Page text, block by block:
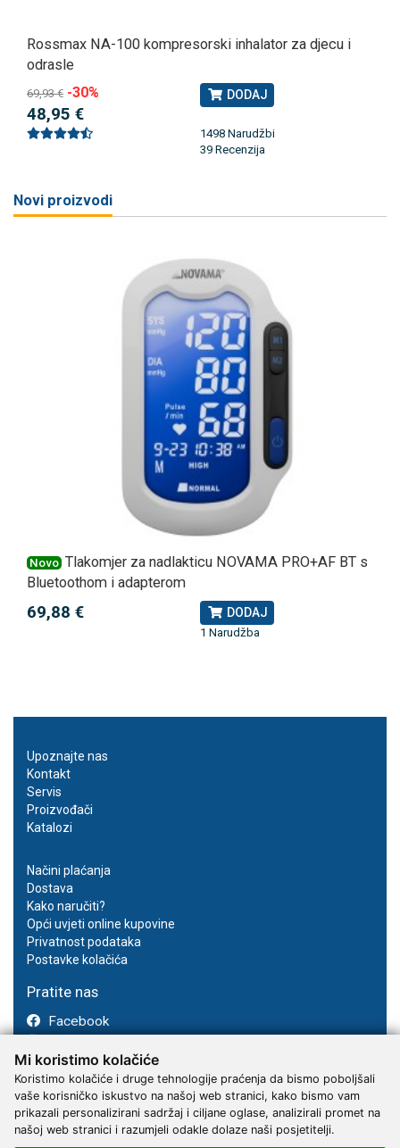
Mi koristimo kolačiće
Koristimo kolačiće i druge tehnologije praćenja da bismo poboljšali
vaše korisničko iskustvo na našoj web stranici, kako bismo vam
prikazali personalizirani sadržaj i ciljane oglase, analizirali promet na
našoj web stranici i razumjeli odakle dolaze naši posjetitelji.
Rossmax NA-100 kompresorski inhalator za djecu i
odrasle
69,93 € -30%
48,95 €
DODAJ
1498 Narudžbi
39 Recenzija
Novi proizvodi
Novo Tlakomjer za nadlakticu NOVAMA PRO+AF BT s
Bluetoothom i adapterom
69,88 € DODAJ
1 Narudžba
Upoznajte nas
Kontakt
Servis
Proizvođači
Katalozi
Načini plaćanja
Dostava
Kako naručiti?
Opći uvjeti online kupovine
Privatnost podataka
Postavke kolačića
Pratite nas
Facebook
Youtube